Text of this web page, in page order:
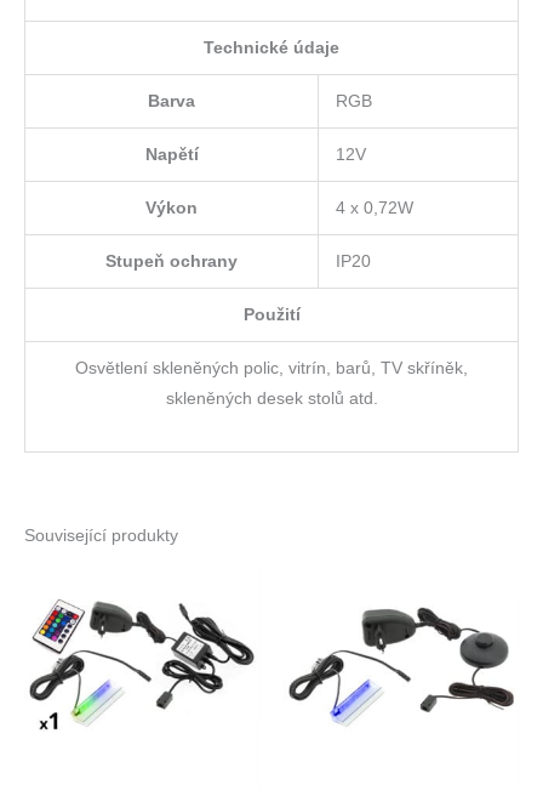
Technické údaje
Barva RGB
Napětí 12V
Výkon 4 x 0,72W
Stupeň ochrany IP20
Použití
Osvětlení skleněných polic, vitrín, barů, TV skříněk,
skleněných desek stolů atd.
Související produkty